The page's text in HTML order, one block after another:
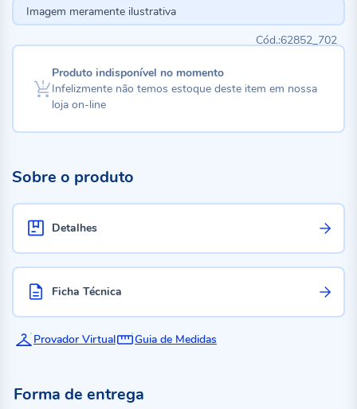
Imagem meramente ilustrativa
62852_702
Produto indisponível no momento
Infelizmente não temos estoque deste item em nossa
loja on-line
Sobre o produto
Detalhes
Ficha Técnica
Provador Virtual Guia de Medidas
Forma de entrega